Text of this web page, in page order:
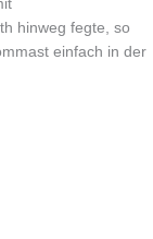
hinweg fegte, so
einfach in der